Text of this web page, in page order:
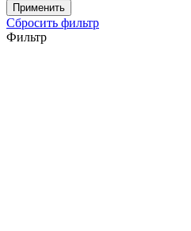
Сбросить фильтр
Фильтр